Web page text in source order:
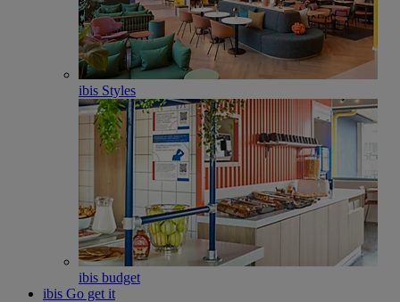
ibis Styles
ibis budget
ibis Go get it